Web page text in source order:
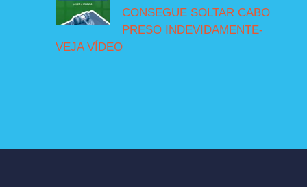
CONSEGUE SOLTAR CABO
PRESO INDEVIDAMENTE-
VEJA VÍDEO